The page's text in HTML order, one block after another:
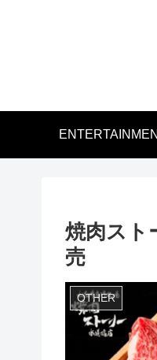
焼肉スト
売
OTHER